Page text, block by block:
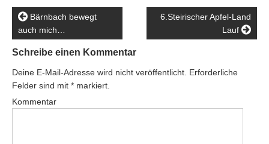
Bärnbach bewegt
auch mich…
6.Steirischer Apfel-Land
Lauf
Schreibe einen Kommentar
Deine E-Mail-Adresse wird nicht veröffentlicht. Erforderliche
Felder sind mit * markiert.
Kommentar